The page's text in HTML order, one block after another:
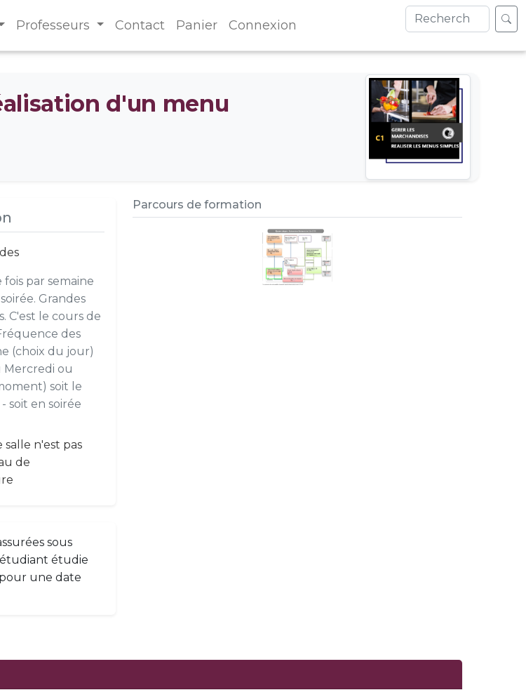
Professeurs Contact Panier Connexion
d'un menu
par semaine
Grandes
C'est le cours de
des
(choix du jour)
Mercredi ou
soit le
soit en soirée
n'est pas
de
sous
étudie
une date
Parcours de formation